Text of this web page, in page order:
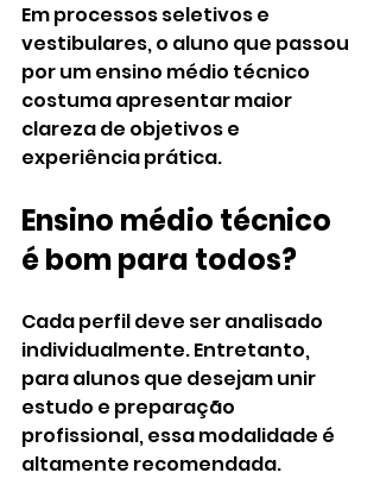
Em processos seletivos e
vestibulares, o aluno que passou
por um ensino médio técnico
costuma apresentar maior
clareza de objetivos e
experiência prática.
Ensino médio técnico
é bom para todos?
Cada perfil deve ser analisado
individualmente. Entretanto,
para alunos que desejam unir
estudo e preparação
profissional, essa modalidade é
altamente recomendada.